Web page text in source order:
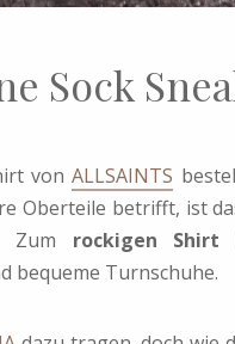
Sock
vonALLSAINTS
Oberteile betrifft, ist
Zum rockigen Shirt
bequeme Turnschuhe.